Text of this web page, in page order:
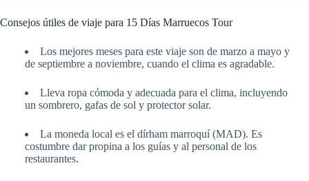
Consejos útiles de viaje para 15 Días Marruecos Tour
Los mejores meses para este viaje son de marzo a mayo y
de septiembre a noviembre, cuando el clima es agradable.
Lleva ropa cómoda y adecuada para el clima, incluyendo
un sombrero, gafas de sol y protector solar.
La moneda local es el dírham marroquí (MAD). Es
costumbre dar propina a los guías y al personal de los
restaurantes.